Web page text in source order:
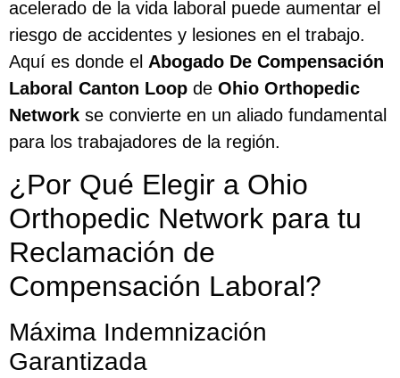
acelerado de la vida laboral puede aumentar el
riesgo de accidentes y lesiones en el trabajo.
Aquí es donde el Abogado De Compensación
Laboral Canton Loop de Ohio Orthopedic
Network se convierte en un aliado fundamental
para los trabajadores de la región.
¿Por Qué Elegir a Ohio
Orthopedic Network para tu
Reclamación de
Compensación Laboral?
Máxima Indemnización
Garantizada